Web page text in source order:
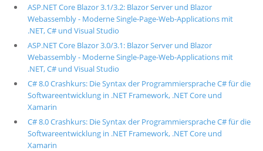
ASP.NET Core Blazor 3.1/3.2: Blazor Server und Blazor
Webassembly - Moderne Single-Page-Web-Applications mit
.NET, C# und Visual Studio
ASP.NET Core Blazor 3.0/3.1: Blazor Server und Blazor
Webassembly - Moderne Single-Page-Web-Applications mit
.NET, C# und Visual Studio
C# 8.0 Crashkurs: Die Syntax der Programmiersprache C# für die
Softwareentwicklung in .NET Framework, .NET Core und
Xamarin
C# 8.0 Crashkurs: Die Syntax der Programmiersprache C# für die
Softwareentwicklung in .NET Framework, .NET Core und
Xamarin